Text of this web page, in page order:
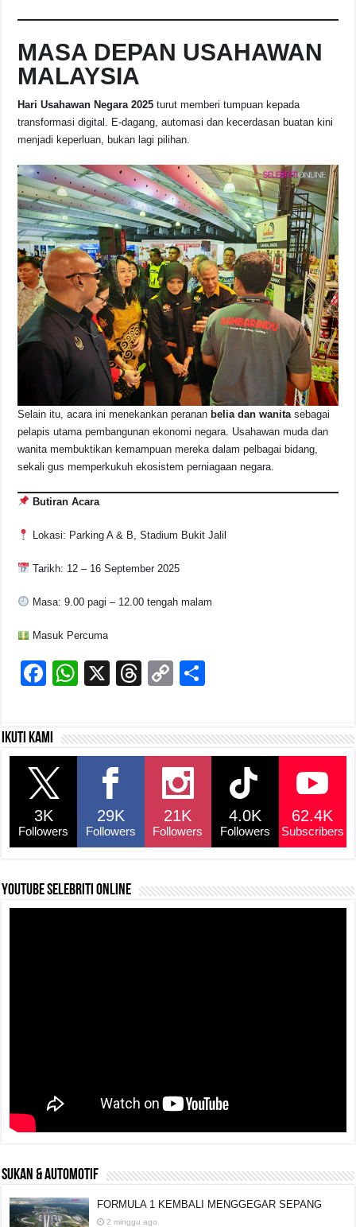
MASA DEPAN USAHAWAN
MALAYSIA
Hari Usahawan Negara 2025 turut memberi tumpuan kepada
transformasi digital. E-dagang, automasi dan kecerdasan buatan kini
menjadi keperluan, bukan lagi pilihan.
Selain itu, acara ini menekankan peranan belia dan wanita sebagai
pelapis utama pembangunan ekonomi negara. Usahawan muda dan
wanita membuktikan kemampuan mereka dalam pelbagai bidang,
sekali gus memperkukuh ekosistem perniagaan negara.
Butiran Acara
Lokasi: Parking A & B, Stadium Bukit Jalil
Tarikh: 12 – 16 September 2025
Masa: 9.00 pagi – 12.00 tengah malam
Masuk Percuma
F
c
e
b
o
o
k
W
s
p
X
T
a
C
y
Li
n
k
e
Ikuti kami
3K
Followers
29K
Followers
21K
Followers
4.0K
Followers
62.4K
Subscribers
YouTube selebriti online
SUKAN & AUTOMOTIF
FORMULA 1 KEMBALI MENGGEGAR SEPANG
2 minggu ago